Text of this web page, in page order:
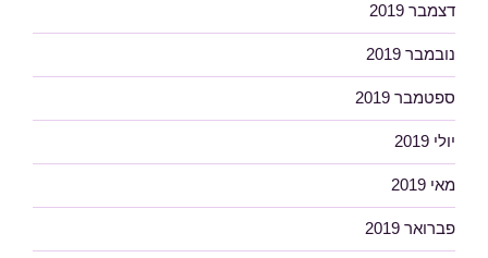
דצמבר 2019
נובמבר 2019
ספטמבר 2019
יולי 2019
מאי 2019
פברואר 2019